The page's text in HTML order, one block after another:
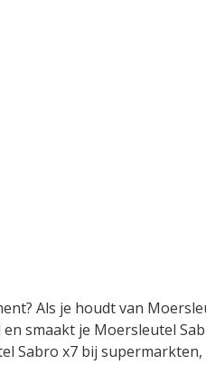
Als je houdt van
smaakt je Moersleutel
Sabro x7 bij